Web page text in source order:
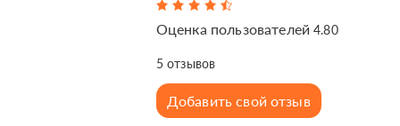
Оценка пользователей4.80
5отзывов
Добавить свой отзыв